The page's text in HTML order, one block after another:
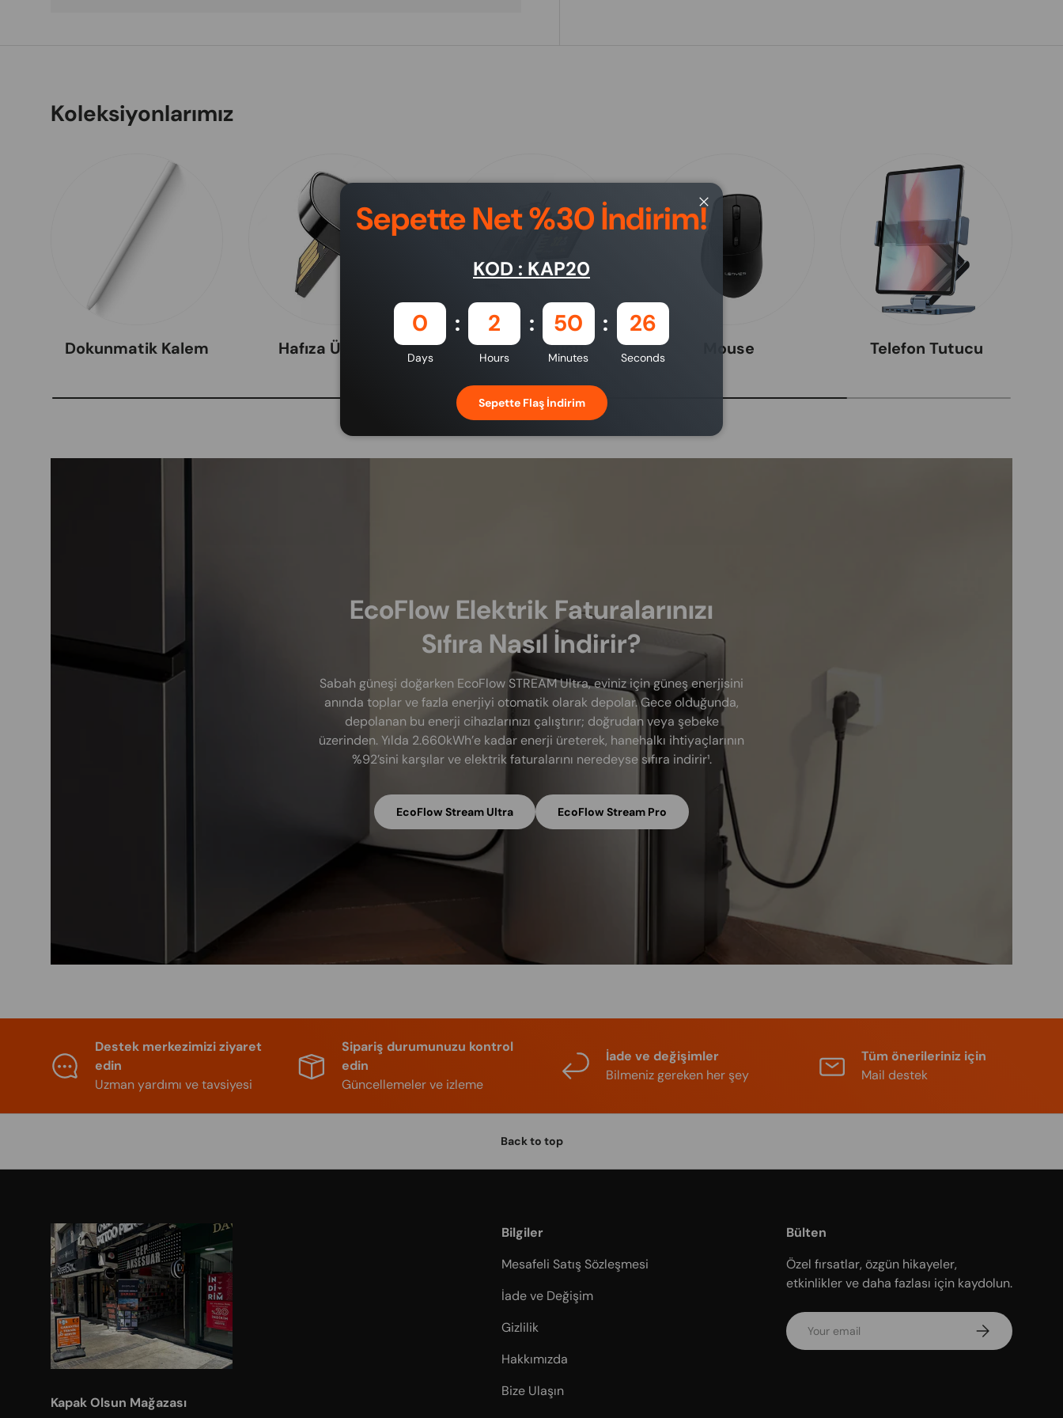
Koleksiyonlarımız
Dokunmatik Kalem Hafıza Ürünleri Kart Okuyucu Mouse Telefon Tutucu
EcoFlow Elektrik Faturalarınızı
Sıfıra Nasıl İndirir?
Sabah güneşi doğarken EcoFlow STREAM Ultra, eviniz için güneş enerjisini
anında toplar ve fazla enerjiyi otomatik olarak depolar. Gece olduğunda,
depolanan bu enerji cihazlarınızı çalıştırır; doğrudan veya şebeke
üzerinden. Yılda 2.660kWh’e kadar enerji üreterek, hanehalkı ihtiyaçlarının
%92’sini karşılar ve elektrik faturalarını neredeyse sıfıra indirir¹.
EcoFlow Stream Ultra EcoFlow Stream Pro
Close
Sepette Net %30 İndirim!
KOD : KAP20
0
Days
2
Hours
50
Minutes
25
Seconds
Sepette Flaş İndirim
Destek merkezimizi ziyaret
edin
Uzman yardımı ve tavsiyesi
Sipariş durumunuzu kontrol
edin
Güncellemeler ve izleme
İade ve değişimler
Bilmeniz gereken her şey
Tüm önerileriniz için
Mail destek
Back to top
Kapak Olsun Mağazası
Bilgiler
Mesafeli Satış Sözleşmesi
İade ve Değişim
Gizlilik
Hakkımızda
Bize Ulaşın
Bülten
Özel fırsatlar, özgün hikayeler,
etkinlikler ve daha fazlası için kaydolun.
Email Subscribe